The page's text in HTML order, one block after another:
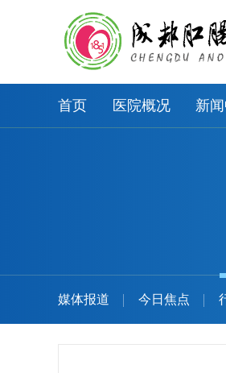
首页 医院概况 新
媒体报道 今日焦点